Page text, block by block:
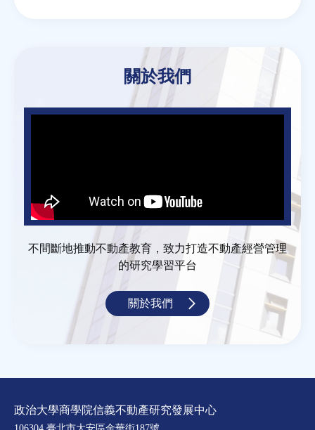
關於我們
不間斷地推動不動產教育，致力打造不動產經營管理
的研究學習平台
關於我們
政治大學商學院信義不動產研究發展中心